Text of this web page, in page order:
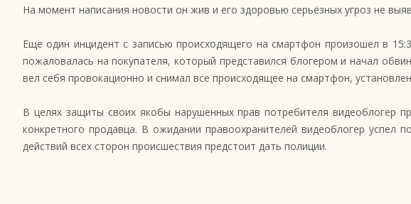
На момент написания новости он жив и его здоровью серьёзных угроз не
Еще один инцидент с записью происходящего на смартфон произошел в
пожаловалась на покупателя, который представился блогером и начал
вел себя провокационно и снимал все происходящее на смартфон,
В целях защиты своих якобы нарушенных прав потребителя видеоблогер
конкретного продавца. В ожидании правоохранителей видеоблогер успел
действий всех сторон происшествия предстоит дать полиции.